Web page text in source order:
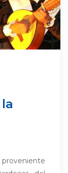
proveniente